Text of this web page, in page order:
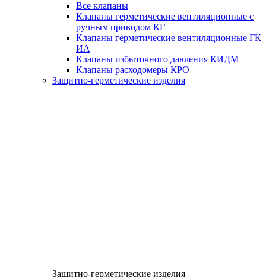
Все клапаны
Клапаны герметические вентиляционные с
ручным приводом КГ
Клапаны герметические вентиляционные ГК
ИА
Клапаны избыточного давления КИДМ
Клапаны расходомеры КРО
Защитно-герметические изделия
Защитно-герметические изделия